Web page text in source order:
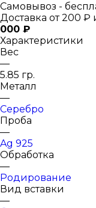
Самовывоз -
Доставка от 200 ₽
000 ₽
Характеристики
Вес
—
5.85 гр.
Металл
—
Серебро
Проба
—
Ag 925
Обработка
—
Родирование
Вид вставки
—